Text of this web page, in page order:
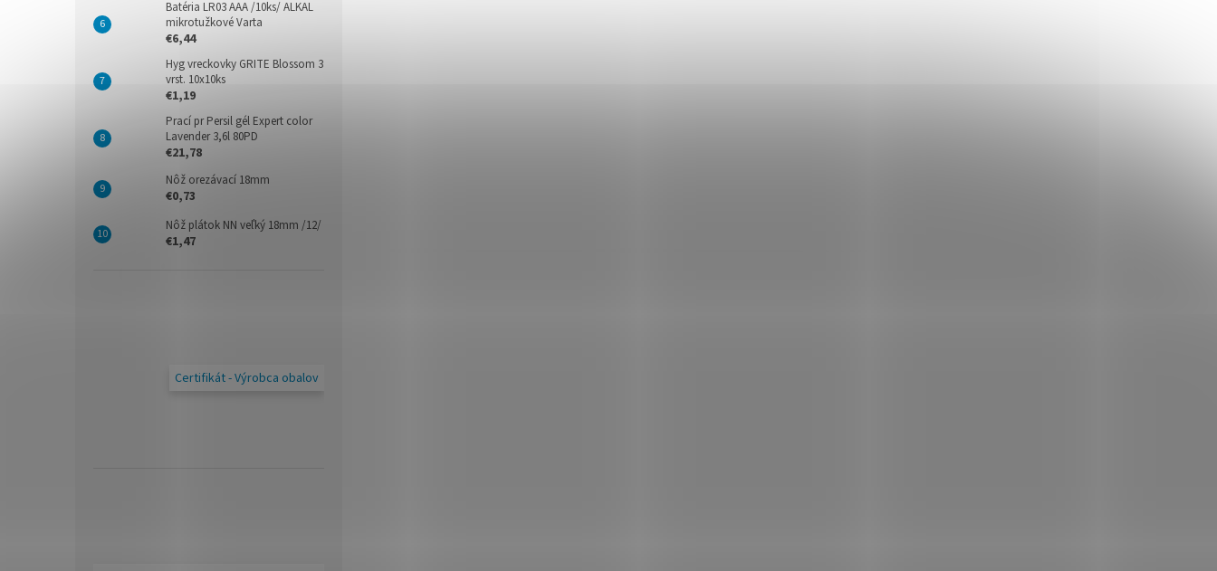
Batéria LR03 AAA /10ks/ ALKAL
mikrotužkové Varta
€6,44
Hyg vreckovky GRITE Blossom 3
vrst. 10x10ks
€1,19
Prací pr Persil gél Expert color
Lavender 3,6l 80PD
€21,78
Nôž orezávací 18mm
€0,73
Nôž plátok NN veľký 18mm /12/
€1,47
Certifikát - Výrobca obalov